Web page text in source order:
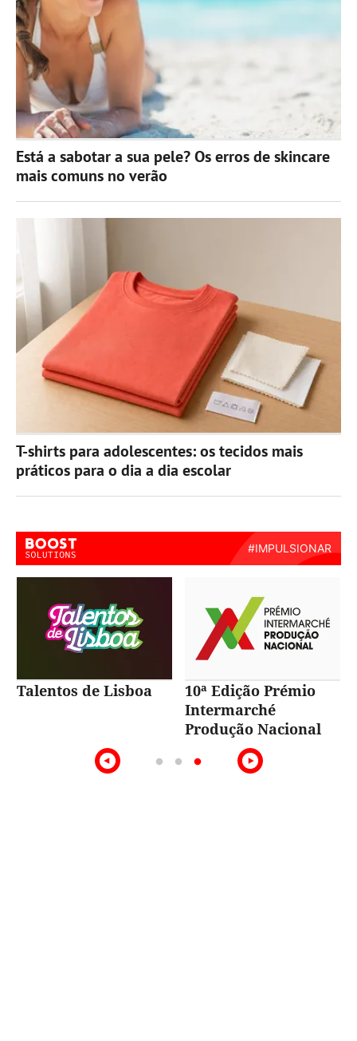
Está a sabotar a sua pele? Os erros de skincare
mais comuns no verão
T-shirts para adolescentes: os tecidos mais
práticos para o dia a dia escolar
Talentos de Lisboa
10ª Edição Prémio
Intermarché
Produção Nacional